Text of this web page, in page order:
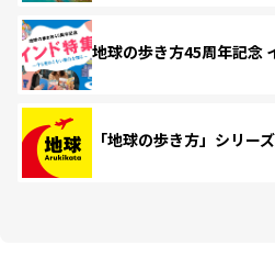
地球の歩き方45周年記念
「地球の歩き方」シリー